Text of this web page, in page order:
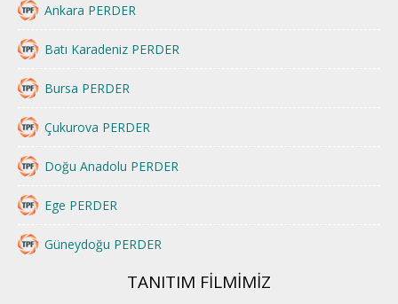
Ankara PERDER
Batı Karadeniz PERDER
Bursa PERDER
Çukurova PERDER
Doğu Anadolu PERDER
Ege PERDER
Güneydoğu PERDER
İstanbul PERDERTANITIM FİLMİMİZ